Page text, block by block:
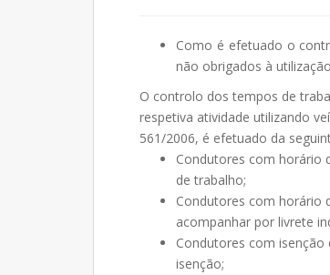
Como é efetuado o
não obrigados à
O controlo dos tempos de
respetiva atividade utilizando
561/2006, é efetuado da
Condutores com horário
de trabalho;
Condutores com horário
acompanhar por livrete
Condutores com
isenção;